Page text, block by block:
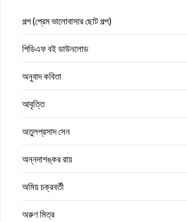
গল্প (প্রেম ভালোবাসার ছোট গল্প)
পিডিএফ বই ডাউনলোড
অনুবাদ কবিতা
আবৃত্তি
অতুলপ্রসাদ সেন
অন্নদাশঙ্কর রায়
অমিয় চক্রবর্তী
অরুণ মিত্র